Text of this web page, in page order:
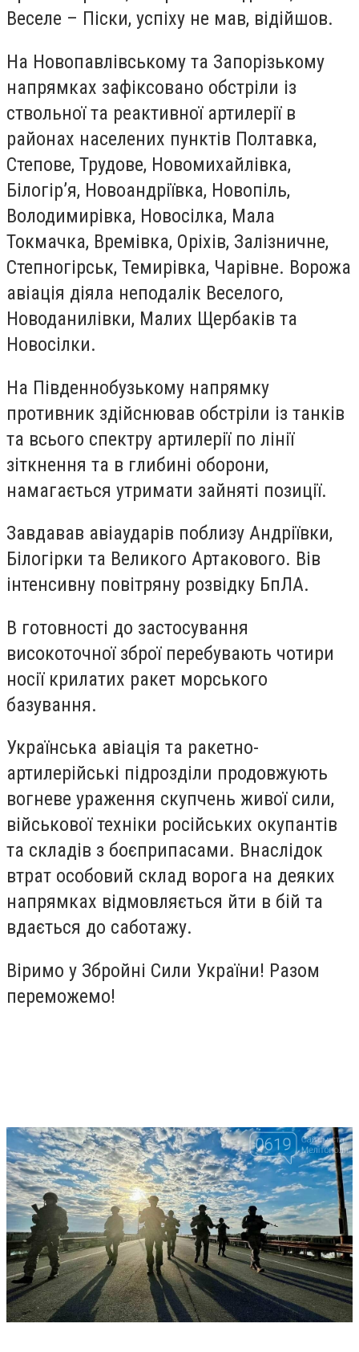
Веселе – Піски, успіху не мав, відійшов.
На Новопавлівському та Запорізькому
напрямках зафіксовано обстріли із
ствольної та реактивної артилерії в
районах населених пунктів Полтавка,
Степове, Трудове, Новомихайлівка,
Білогір’я, Новоандріївка, Новопіль,
Володимирівка, Новосілка, Мала
Токмачка, Времівка, Оріхів, Залізничне,
Степногірськ, Темирівка, Чарівне. Ворожа
авіація діяла неподалік Веселого,
Новоданилівки, Малих Щербаків та
Новосілки.
На Південнобузькому напрямку
противник здійснював обстріли із танків
та всього спектру артилерії по лінії
зіткнення та в глибині оборони,
намагається утримати зайняті позиції.
Завдавав авіаударів поблизу Андріївки,
Білогірки та Великого Артакового. Вів
інтенсивну повітряну розвідку БпЛА.
В готовності до застосування
високоточної зброї перебувають чотири
носії крилатих ракет морського
базування.
Українська авіація та ракетно-
артилерійські підрозділи продовжують
вогневе ураження скупчень живої сили,
військової техніки російських окупантів
та складів з боєприпасами. Внаслідок
втрат особовий склад ворога на деяких
напрямках відмовляється йти в бій та
вдається до саботажу.
Віримо у Збройні Сили України! Разом
переможемо!